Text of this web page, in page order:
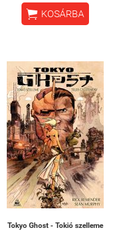
 KOSÁRBA
Tokyo Ghost - Tokió szelleme